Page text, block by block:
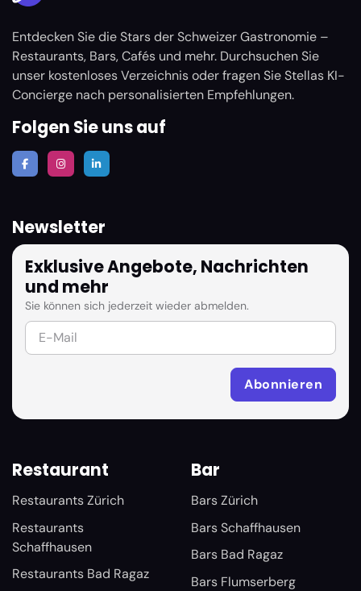
Entdecken Sie die Stars der Schweizer Gastronomie –
Restaurants, Bars, Cafés und mehr. Durchsuchen Sie
unser kostenloses Verzeichnis oder fragen Sie Stellas KI-
Concierge nach personalisierten Empfehlungen.
Folgen Sie uns auf
Newsletter
Exklusive Angebote, Nachrichten
und mehr
Sie können sich jederzeit wieder abmelden.
Restaurant
Restaurants Zürich
Restaurants
Schaffhausen
Restaurants Bad Ragaz
Bar
Bars Zürich
Bars Schaffhausen
Bars Bad Ragaz
Bars Flumserberg